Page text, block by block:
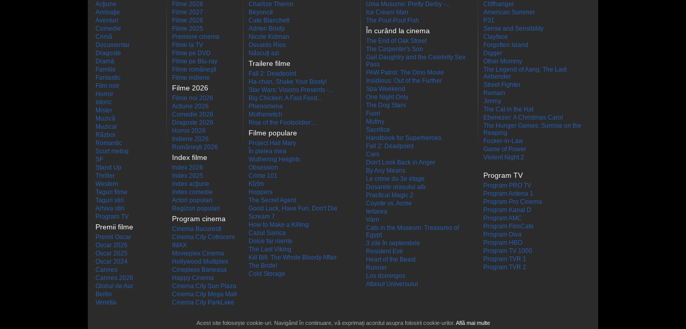
Acţiune
Animaţie
Aventuri
Comedie
Crimă
Documentar
Dragoste
Dramă
Familie
Fantastic
Film noir
Horror
Istoric
Mister
Muzică
Muzical
Război
Romantic
Scurt metraj
SF
Stand Up
Thriller
Western
Taguri filme
Taguri stiri
Arhiva stiri
Program TV
Premii filme
Premii Oscar
Oscar 2026
Oscar 2025
Oscar 2024
Cannes
Cannes 2026
Globul de Aur
Berlin
Venetia
Filme 2028
Filme 2027
Filme 2026
Filme 2025
Premiere cinema
Filme la TV
Filme pe DVD
Filme pe Blu-ray
Filme româneşti
Filme indiene
Filme 2026
Filme noi 2026
Actiune 2026
Comedie 2026
Dragoste 2026
Horror 2026
Indiene 2026
Româneşti 2026
Index filme
Index 2026
Index 2025
Index acţiune
Index comedie
Actori populari
Regizori populari
Program cinema
Cinema Bucuresti
Cinema City Cotroceni
IMAX
Movieplex Cinema
Hollywood Multiplex
Cineplexx Baneasa
Happy Cinema
Cinema City Sun Plaza
Cinema City Mega Mall
Cinema City ParkLake
Charlize Theron
Beyoncé
Cate Blanchett
Adrien Brody
Nicole Kidman
Osvaldo Ríos
Născuţi azi
Trailere filme
Fall 2: Deadpoint
Ha-chan, Shake Your Booty!
Star Wars: Visions Presents -...
Big Chicken: A Fast Food...
Phenomena
Motherwitch
Rise of the Footsoldier:...
Filme populare
Project Hail Mary
În pielea mea
Wuthering Heights
Obsession
Crime 101
Kîzîm
Hoppers
The Secret Agent
Good Luck, Have Fun, Don't Die
Scream 7
How to Make a Killing
Cazul Samca
Dolce far niente
The Last Viking
Kill Bill: The Whole Bloody Affair
The Bride!
Cold Storage
Uma Musume: Pretty Derby -...
Ice Cream Man
The Pout-Pout Fish
În curând la cinema
The End of Oak Street
The Carpenter's Son
Gail Daughtry and the Celebrity Sex
Pass
PAW Patrol: The Dino Movie
Insidious: Out of the Further
Spa Weekend
One Night Only
The Dog Stars
Fuori
Mutiny
Sacrifice
Handbook for Superheroes
Fall 2: Deadpoint
Cars
Don't Look Back in Anger
By Any Means
Le crime du 3e étage
Dosarele orașului alb
Practical Magic 2
Coyote vs. Acme
Iertarea
Värn
Cats in the Museum: Treasures of
Egypt
3 zile în septembrie
Resident Evil
Heart of the Beast
Runner
Los domingos
Atlasul Universului
Cliffhanger
American Summer
P31
Sense and Sensibility
Clayface
Forgotten Island
Digger
Other Mommy
The Legend of Aang: The Last
Airbender
Street Fighter
Remain
Jimmy
The Cat in the Hat
Ebenezer: A Christmas Carol
The Hunger Games: Sunrise on the
Reaping
Focker-in-Law
Game of Power
Violent Night 2
Program TV
Program PRO TV
Program Antena 1
Program Pro Cinema
Program Kanal D
Program AMC
Program FilmCafe
Program Diva
Program HBO
Program TV 1000
Program TVR 1
Program TVR 2
Acest site folosește cookie-uri. Navigând în continuare, vă exprimați acordul asupra folosirii cookie-urilor. Află mai multe